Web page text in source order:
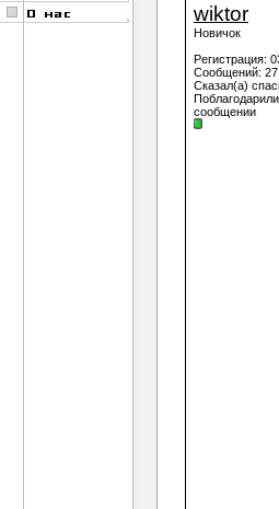
wiktor
Новичок
Регистрация:
Сообщений: 27
Сказал(а)
сообщении